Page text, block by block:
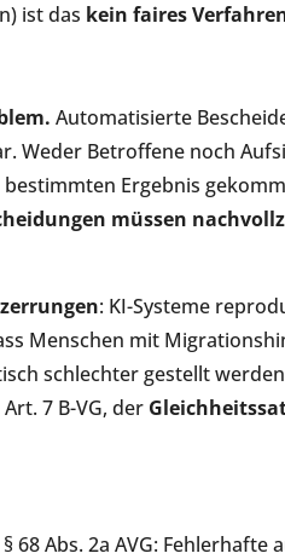
ist das kein faires
Automatisierte
Weder Betroffene noch
Ergebnis
müssen
: KI-Systeme
Menschen mit
schlechter gestellt
7 B-VG, der
Abs. 2a AVG: Fehlerhafte